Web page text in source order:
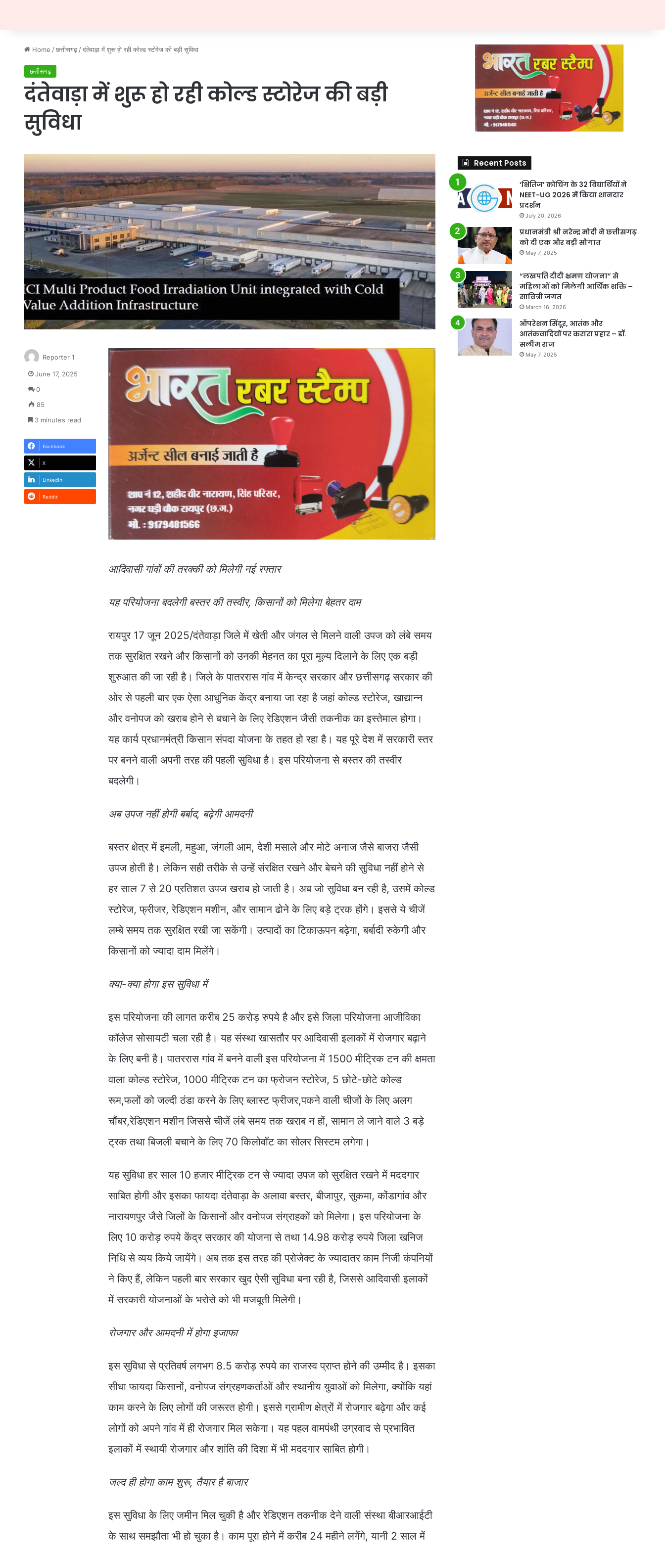
Home / छत्तीसगढ़ / दंतेवाड़ा में शुरू हो रही कोल्ड स्टोरेज की बड़ी सुविधा
छत्तीसगढ़
दंतेवाड़ा में शुरू हो रही कोल्ड स्टोरेज की बड़ी
सुविधा
आदिवासी गांवों की तरक्की को मिलेगी नई रफ्तार
यह परियोजना बदलेगी बस्तर की तस्वीर, किसानों को मिलेगा बेहतर दाम
रायपुर 17 जून 2025/दंतेवाड़ा जिले में खेती और जंगल से मिलने वाली उपज को लंबे समय
तक सुरक्षित रखने और किसानों को उनकी मेहनत का पूरा मूल्य दिलाने के लिए एक बड़ी
शुरुआत की जा रही है। जिले के पातररास गांव में केन्द्र सरकार और छत्तीसगढ़ सरकार की
ओर से पहली बार एक ऐसा आधुनिक केंद्र बनाया जा रहा है जहां कोल्ड स्टोरेज, खाद्यान्न
और वनोपज को खराब होने से बचाने के लिए रेडिएशन जैसी तकनीक का इस्तेमाल होगा।
यह कार्य प्रधानमंत्री किसान संपदा योजना के तहत हो रहा है। यह पूरे देश में सरकारी स्तर
पर बनने वाली अपनी तरह की पहली सुविधा है। इस परियोजना से बस्तर की तस्वीर
बदलेगी।
अब उपज नहीं होगी बर्बाद, बढ़ेगी आमदनी
बस्तर क्षेत्र में इमली, महुआ, जंगली आम, देशी मसाले और मोटे अनाज जैसे बाजरा जैसी
उपज होती है। लेकिन सही तरीके से उन्हें संरक्षित रखने और बेचने की सुविधा नहीं होने से
हर साल 7 से 20 प्रतिशत उपज खराब हो जाती है। अब जो सुविधा बन रही है, उसमें कोल्ड
स्टोरेज, फ्रीजर, रेडिएशन मशीन, और सामान ढोने के लिए बड़े ट्रक होंगे। इससे ये चीजें
लम्बे समय तक सुरक्षित रखी जा सकेंगी। उत्पादों का टिकाऊपन बढ़ेगा, बर्बादी रुकेगी और
किसानों को ज्यादा दाम मिलेंगे।
क्या-क्या होगा इस सुविधा में
इस परियोजना की लागत करीब 25 करोड़ रुपये है और इसे जिला परियोजना आजीविका
कॉलेज सोसायटी चला रही है। यह संस्था खासतौर पर आदिवासी इलाकों में रोजगार बढ़ाने
के लिए बनी है। पातररास गांव में बनने वाली इस परियोजना में 1500 मीट्रिक टन की क्षमता
वाला कोल्ड स्टोरेज, 1000 मीट्रिक टन का फ्रोजन स्टोरेज, 5 छोटे-छोटे कोल्ड
रूम,फलों को जल्दी ठंडा करने के लिए ब्लास्ट फ्रीजर,पकने वाली चीजों के लिए अलग
चौंबर,रेडिएशन मशीन जिससे चीजें लंबे समय तक खराब न हों, सामान ले जाने वाले 3 बड़े
ट्रक तथा बिजली बचाने के लिए 70 किलोवॉट का सोलर सिस्टम लगेगा।
यह सुविधा हर साल 10 हजार मीट्रिक टन से ज्यादा उपज को सुरक्षित रखने में मददगार
साबित होगी और इसका फायदा दंतेवाड़ा के अलावा बस्तर, बीजापुर, सुकमा, कोंडागांव और
नारायणपुर जैसे जिलों के किसानों और वनोपज संग्राहकों को मिलेगा। इस परियोजना के
लिए 10 करोड़ रुपये केंद्र सरकार की योजना से तथा 14.98 करोड़ रुपये जिला खनिज
निधि से व्यय किये जायेंगे। अब तक इस तरह की प्रोजेक्ट के ज्यादातर काम निजी कंपनियों
ने किए हैं, लेकिन पहली बार सरकार खुद ऐसी सुविधा बना रही है, जिससे आदिवासी इलाकों
में सरकारी योजनाओं के भरोसे को भी मजबूती मिलेगी।
रोजगार और आमदनी में होगा इजाफा
इस सुविधा से प्रतिवर्ष लगभग 8.5 करोड़ रुपये का राजस्व प्राप्त होने की उम्मीद है। इसका
सीधा फायदा किसानों, वनोपज संग्रहणकर्ताओं और स्थानीय युवाओं को मिलेगा, क्योंकि यहां
काम करने के लिए लोगों की जरूरत होगी। इससे ग्रामीण क्षेत्रों में रोजगार बढ़ेगा और कई
लोगों को अपने गांव में ही रोजगार मिल सकेगा। यह पहल वामपंथी उग्रवाद से प्रभावित
इलाकों में स्थायी रोजगार और शांति की दिशा में भी मददगार साबित होगी।
जल्द ही होगा काम शुरू, तैयार है बाजार
इस सुविधा के लिए जमीन मिल चुकी है और रेडिएशन तकनीक देने वाली संस्था बीआरआईटी
के साथ समझौता भी हो चुका है। काम पूरा होने में करीब 24 महीने लगेंगे, यानी 2 साल में
Reporter 1
June 17, 2025
0
85
3 minutes read
Facebook
X
LinkedIn
Reddit
Recent Posts
‘क्षितिज’ कोचिंग के 32 विद्यार्थियों ने
NEET-UG 2026 में किया शानदार
प्रदर्शन
July 20, 2026
प्रधानमंत्री श्री नरेन्द्र मोदी ने छत्तीसगढ़
को दी एक और बड़ी सौगात
May 7, 2025
“लखपति दीदी भ्रमण योजना” से
महिलाओं को मिलेगी आर्थिक शक्ति –
सावित्री जगत
March 16, 2026
ऑपरेशन सिंदूर, आतंक और
आतंकवादियों पर करारा प्रहार – डॉ.
सलीम राज
May 7, 2025